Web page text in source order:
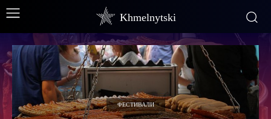
Khmelnytski
ФЕСТИВАЛИ